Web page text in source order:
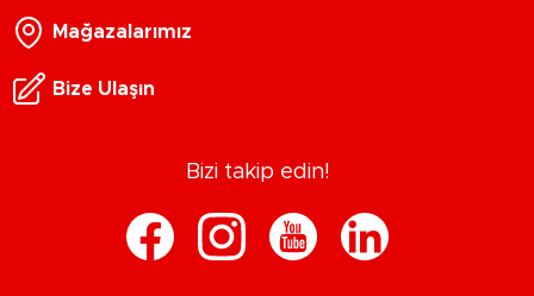
Mağazalarımız
Bize Ulaşın
Bizi takip edin!